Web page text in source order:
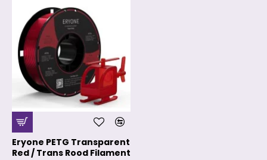
Eryone PETG Transparent
Red / Trans Rood Filament